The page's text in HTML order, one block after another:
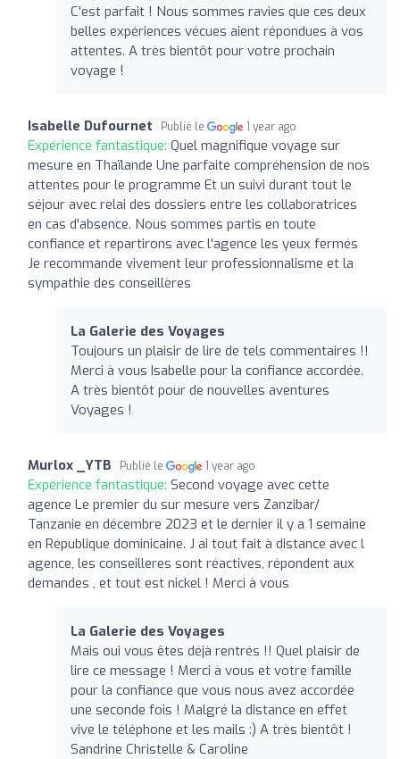
C'est parfait ! Nous sommes ravies que ces deux
belles expériences vécues aient répondues à vos
attentes. A très bientôt pour votre prochain
voyage !
Isabelle Dufournet Publié le 1 year ago
Expérience fantastique: Quel magnifique voyage sur
mesure en Thaïlande Une parfaite compréhension de nos
attentes pour le programme Et un suivi durant tout le
séjour avec relai des dossiers entre les collaboratrices
en cas d'absence. Nous sommes partis en toute
confiance et repartirons avec l'agence les yeux fermés
Je recommande vivement leur professionnalisme et la
sympathie des conseillères
La Galerie des Voyages
Toujours un plaisir de lire de tels commentaires !!
Merci à vous Isabelle pour la confiance accordée.
A très bientôt pour de nouvelles aventures
Voyages !
Murlox _YTB Publié le 1 year ago
Expérience fantastique: Second voyage avec cette
agence Le premier du sur mesure vers Zanzibar/
Tanzanie en décembre 2023 et le dernier il y a 1 semaine
en République dominicaine. J ai tout fait à distance avec l
agence, les conseilleres sont réactives, répondent aux
demandes , et tout est nickel ! Merci à vous
La Galerie des Voyages
Mais oui vous êtes déjà rentrés !! Quel plaisir de
lire ce message ! Merci à vous et votre famille
pour la confiance que vous nous avez accordée
une seconde fois ! Malgré la distance en effet
vive le téléphone et les mails :) A très bientôt !
Sandrine Christelle & Caroline